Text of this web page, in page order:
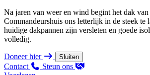
Na jaren van weer en wind begint het dak van
Commandeurshuis ons letterlijk in de steek te
huidige dakpannen zijn versleten en goede
volledig.
Doneer hier Sluiten
Contact
Steun ons